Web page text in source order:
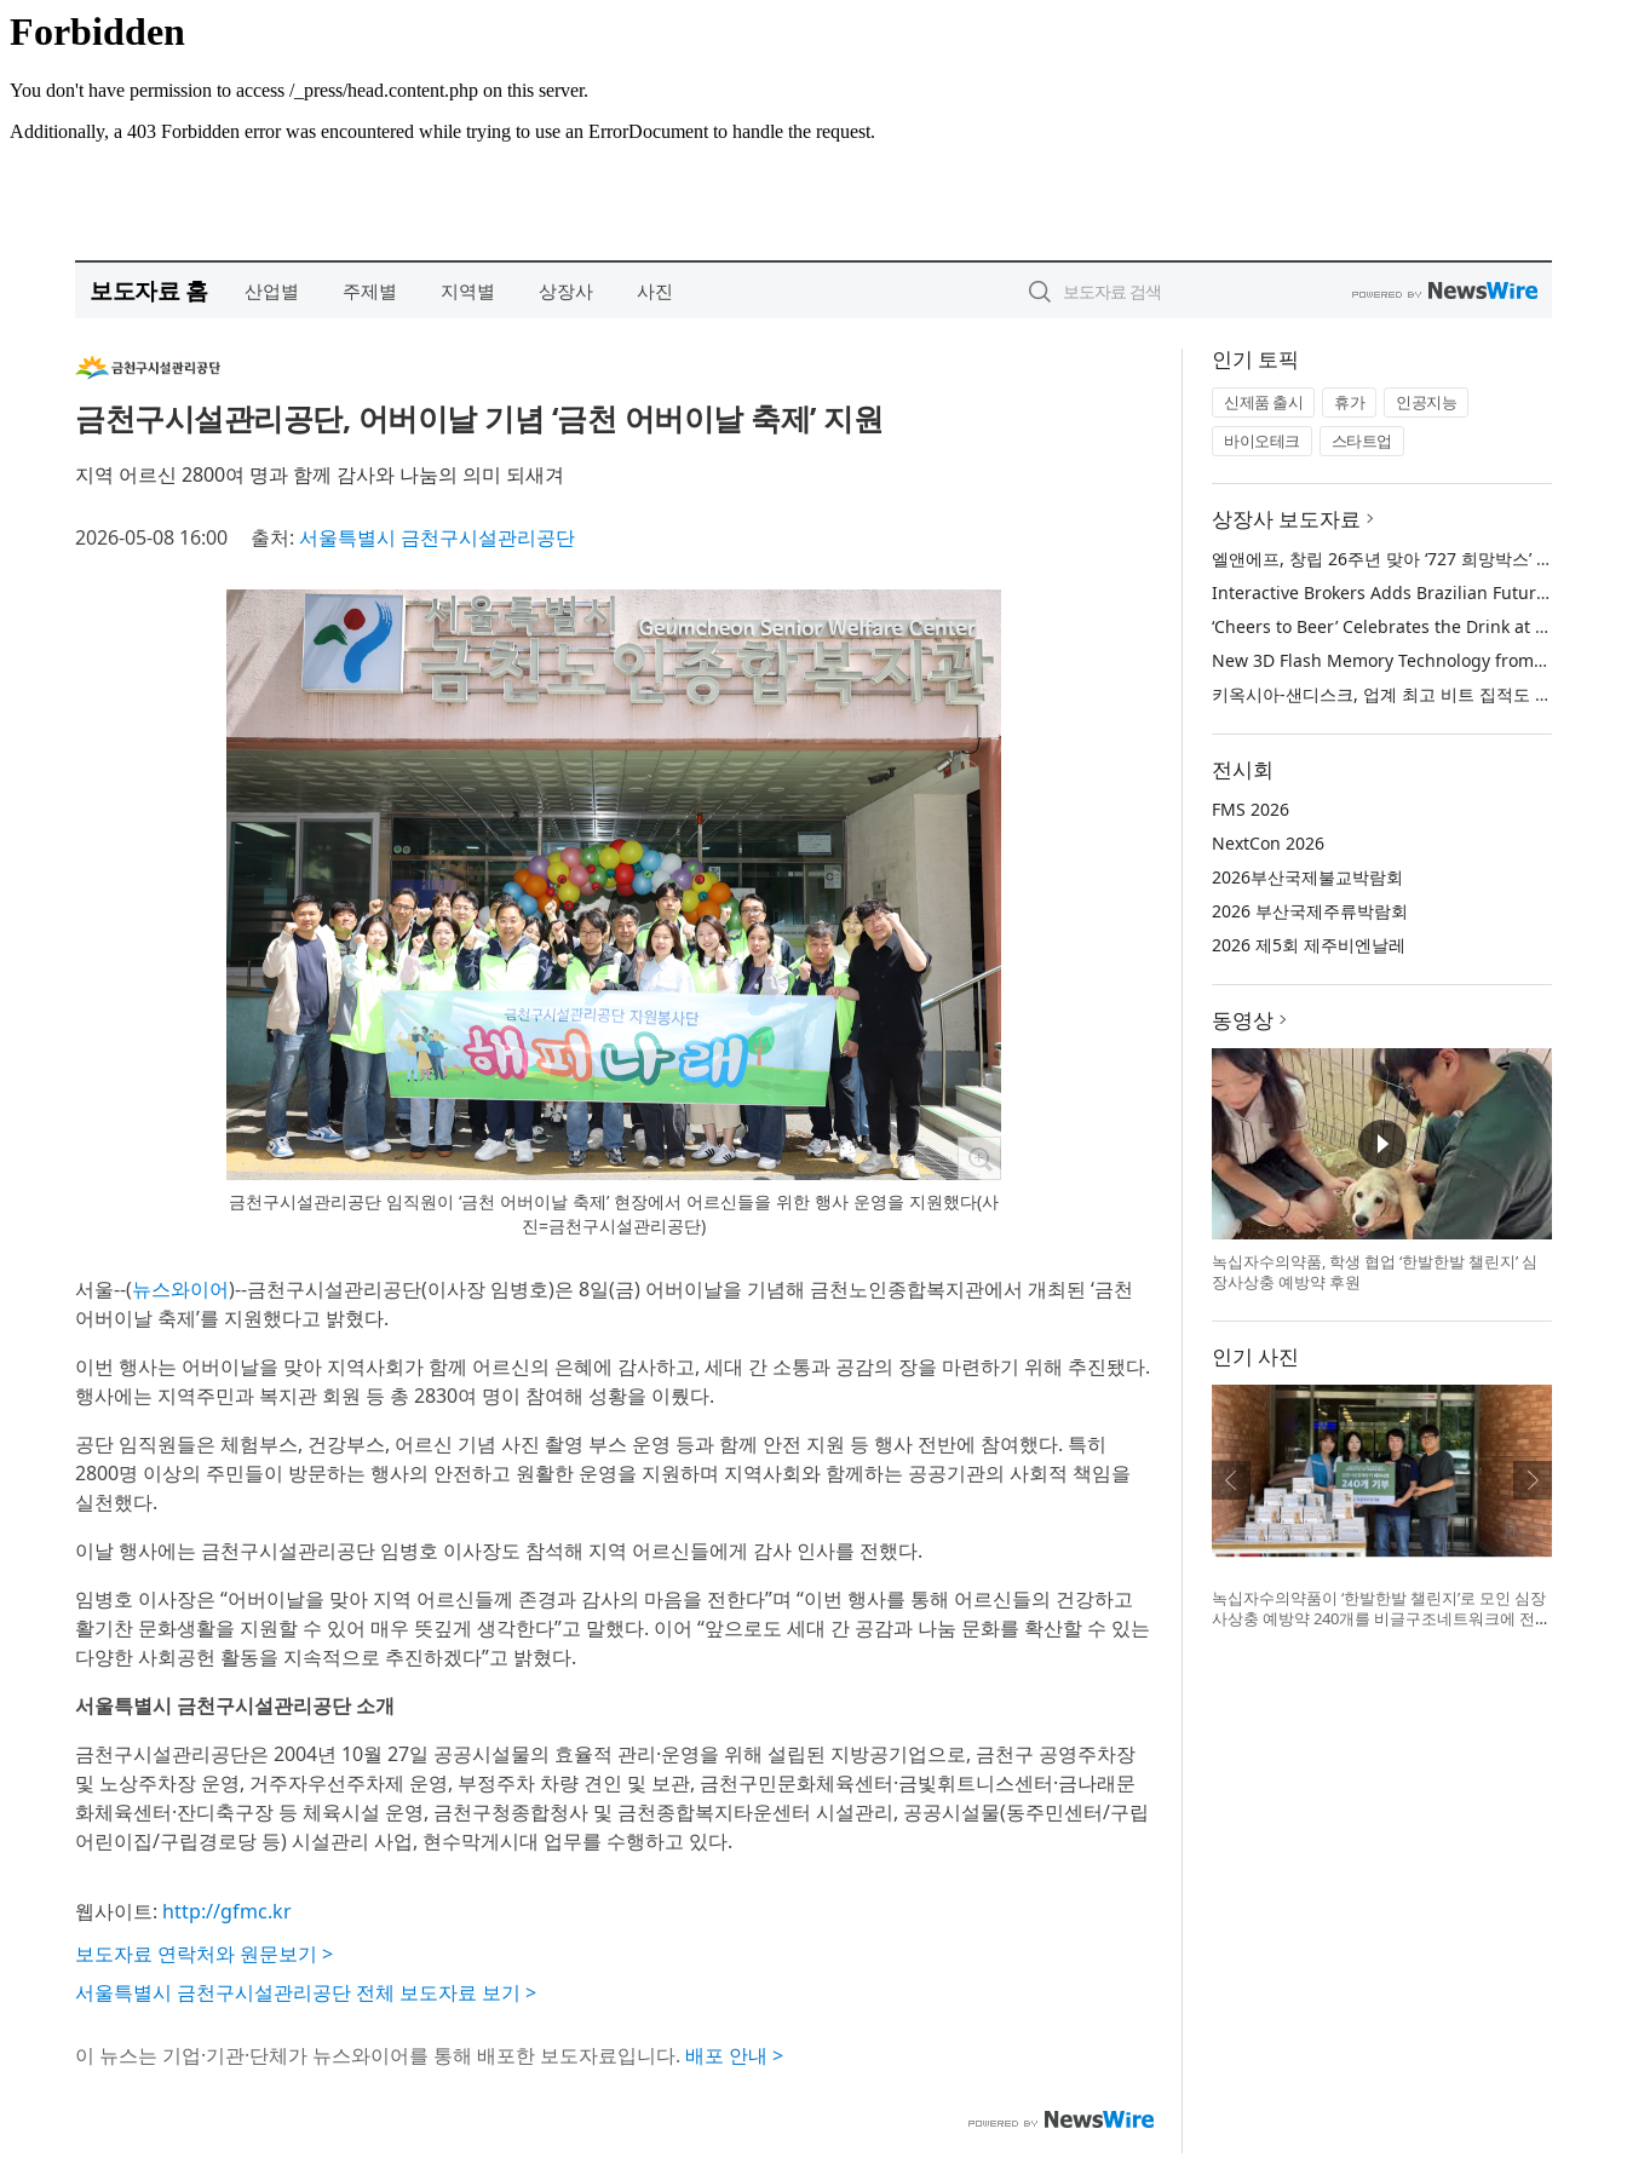
보도자료 홈 산업별 주제별 지역별 상장사 사진
금천구시설관리공단, 어버이날 기념 ‘금천 어버이날 축제’ 지원
지역 어르신 2800여 명과 함께 감사와 나눔의 의미 되새겨
2026-05-08 16:00 출처: 서울특별시 금천구시설관리공단
금천구시설관리공단 임직원이 ‘금천 어버이날 축제’ 현장에서 어르신들을 위한 행사 운영을 지원했다(사
진=금천구시설관리공단)
서울--(뉴스와이어)--금천구시설관리공단(이사장 임병호)은 8일(금) 어버이날을 기념해 금천노인종합복지관에서 개최된 ‘금천
어버이날 축제’를 지원했다고 밝혔다.
이번 행사는 어버이날을 맞아 지역사회가 함께 어르신의 은혜에 감사하고, 세대 간 소통과 공감의 장을 마련하기 위해 추진됐다.
행사에는 지역주민과 복지관 회원 등 총 2830여 명이 참여해 성황을 이뤘다.
공단 임직원들은 체험부스, 건강부스, 어르신 기념 사진 촬영 부스 운영 등과 함께 안전 지원 등 행사 전반에 참여했다. 특히
2800명 이상의 주민들이 방문하는 행사의 안전하고 원활한 운영을 지원하며 지역사회와 함께하는 공공기관의 사회적 책임을
실천했다.
이날 행사에는 금천구시설관리공단 임병호 이사장도 참석해 지역 어르신들에게 감사 인사를 전했다.
임병호 이사장은 “어버이날을 맞아 지역 어르신들께 존경과 감사의 마음을 전한다”며 “이번 행사를 통해 어르신들의 건강하고
활기찬 문화생활을 지원할 수 있어 매우 뜻깊게 생각한다”고 말했다. 이어 “앞으로도 세대 간 공감과 나눔 문화를 확산할 수 있는
다양한 사회공헌 활동을 지속적으로 추진하겠다”고 밝혔다.
서울특별시 금천구시설관리공단 소개
금천구시설관리공단은 2004년 10월 27일 공공시설물의 효율적 관리·운영을 위해 설립된 지방공기업으로, 금천구 공영주차장
및 노상주차장 운영, 거주자우선주차제 운영, 부정주차 차량 견인 및 보관, 금천구민문화체육센터·금빛휘트니스센터·금나래문
화체육센터·잔디축구장 등 체육시설 운영, 금천구청종합청사 및 금천종합복지타운센터 시설관리, 공공시설물(동주민센터/구립
어린이집/구립경로당 등) 시설관리 사업, 현수막게시대 업무를 수행하고 있다.
웹사이트: http://gfmc.kr
보도자료 연락처와 원문보기 >
서울특별시 금천구시설관리공단 전체 보도자료 보기 >
이 뉴스는 기업·기관·단체가 뉴스와이어를 통해 배포한 보도자료입니다. 배포 안내 >
인기 토픽
신제품 출시 휴가
인공지능
바이오테크
스타트업
상장사 보도자료
엘앤에프, 창립 26주년 맞아 ‘727 희망박스’ 나눔 캠페인 진행… 임직원과 함께 대구 지역사회 상생 실천
Interactive Brokers Adds Brazilian Futures through Brazil’s B3 Exchange
‘Cheers to Beer’ Celebrates the Drink at the Heart of Life’s Meaningful Moments
New 3D Flash Memory Technology from Kioxia and Sandisk Achieves Industry’s Highest Bit Density for QLC NAND
키옥시아-샌디스크, 업계 최고 비트 집적도 구현한 신규 3D QLC 낸드 플래시 메모리 기술 공개
전시회
FMS 2026
NextCon 2026
2026부산국제불교박람회
2026 부산국제주류박람회
2026 제5회 제주비엔날레
동영상
녹십자수의약품, 학생 협업 ‘한발한발 챌린지’ 심
장사상충 예방약 후원
인기 사진
녹십자수의약품이 ‘한발한발 챌린지’로 모인 심장
사상충 예방약 240개를 비글구조네트워크에 전달